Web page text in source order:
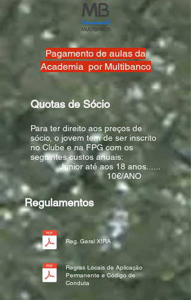
Pagamento de aulas da
Academia por Multibanco
Quotas de Sócio
Para ter direito aos preços de
sócio, o jovem tem de ser inscrito
no Clube e na FPG com os
seguintes custos anuais:
Junior até aos 18 anos......
10€/ANO
Regulamentos
Reg. Geral XIRA
Regras Locais de Aplicação
Permanente e Código de
Conduta